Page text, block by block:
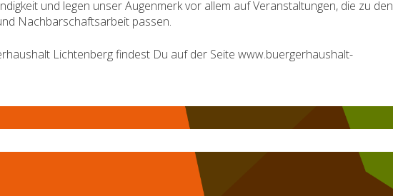
und legen unser Augenmerk vor allem auf Veranstaltungen, die zu den
Nachbarschaftsarbeit passen.
Lichtenberg findest Du auf der Seite www.buergerhaushalt-